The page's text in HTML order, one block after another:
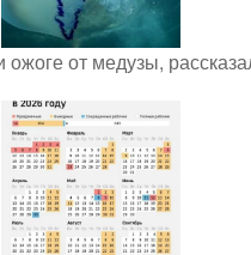
ожоге от медузы,